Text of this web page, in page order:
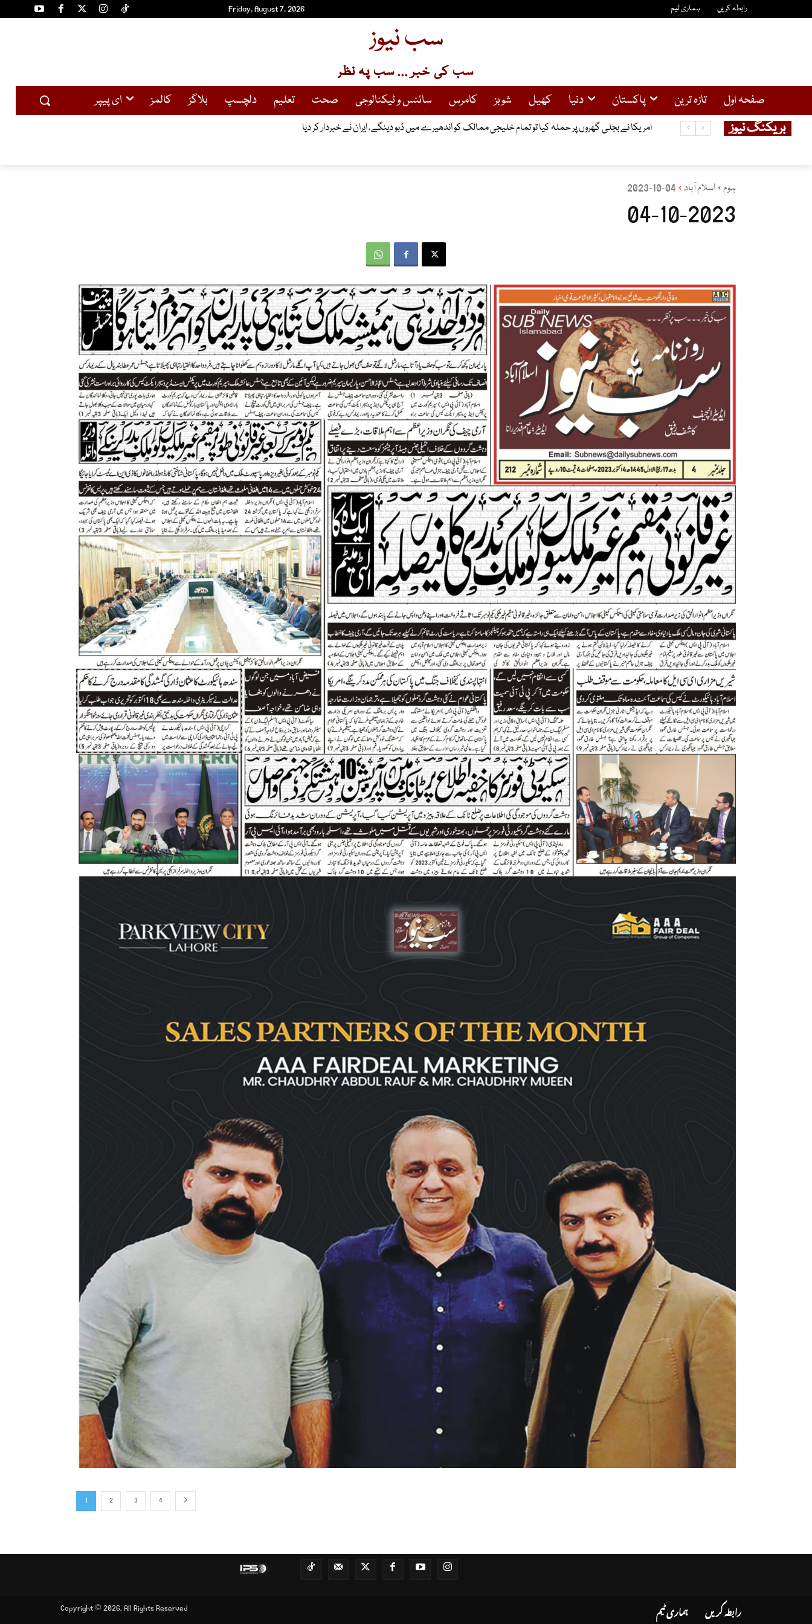
Friday, August 7, 2026 رابطہ کریں ہماری ٹیم
سب نیوز
سب کی خبر ... سب پہ نظر
صفحہ اول تازہ ترین پاکستان دنیا کھیل شوبز کامرس سائنس و ٹیکنالوجی صحت تعلیم دلچسپ بلاگز کالمز ای پیپر
بریکنگ نیوز امریکا نے بجلی گھروں پر حملہ کیا تو تمام خلیجی ممالک کو اندھیرے میں ڈبو دینگے، ایران نے خبردار کر دیا
سولر صارفین کیلئے خوشخبری ، 25کلو واٹ تک سولر سسٹم کیلئے نیپرا سے لائسنس کی شرط ختم
ہوم اسلام آباد 04-10-2023
04-10-2023
1 2 3 4
Copyright © 2026, All Rights Reserved رابطہ کریں ہماری ٹیم